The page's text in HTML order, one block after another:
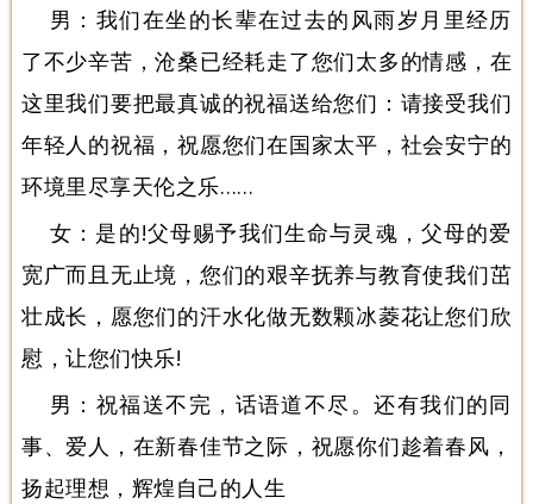
男：我们在坐的长辈在过去的风雨岁月里经历
了不少辛苦，沧桑已经耗走了您们太多的情感，在
这里我们要把最真诚的祝福送给您们：请接受我们
年轻人的祝福，祝愿您们在国家太平，社会安宁的
环境里尽享天伦之乐……
女：是的!父母赐予我们生命与灵魂，父母的爱
宽广而且无止境，您们的艰辛抚养与教育使我们茁
壮成长，愿您们的汗水化做无数颗冰菱花让您们欣
慰，让您们快乐!
男：祝福送不完，话语道不尽。还有我们的同
事、爱人，在新春佳节之际，祝愿你们趁着春风，
扬起理想，辉煌自己的人生